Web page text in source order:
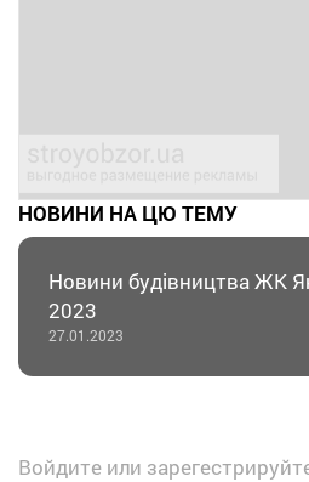
НОВИНИ НА ЦЮ ТЕМУ
Новини будівництва ЖК
2023
27.01.2023
Войдите или